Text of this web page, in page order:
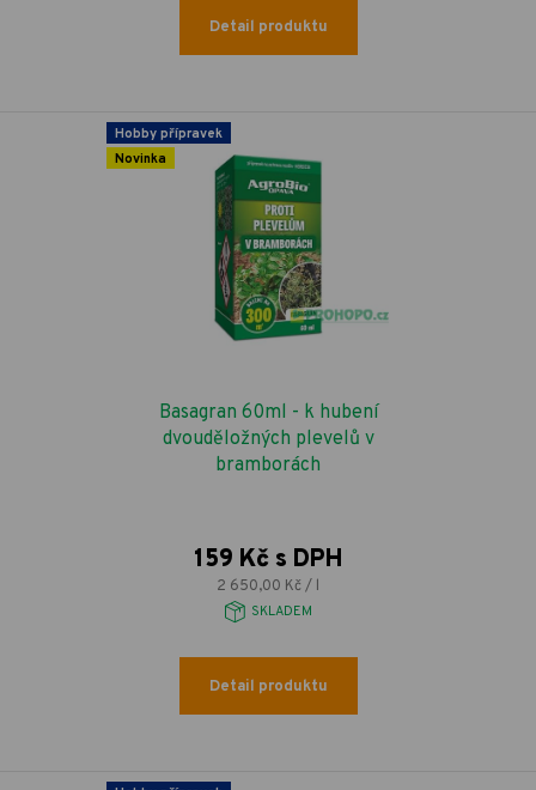
Detail produktu
Hobby přípravek
Novinka
Basagran 60ml - k hubení
dvouděložných plevelů v
bramborách
159 Kč s DPH
2 650,00 Kč / l
SKLADEM
Detail produktu